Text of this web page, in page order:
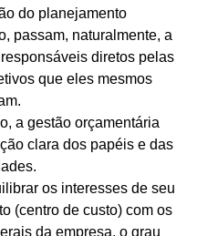
do planejamento
passam, naturalmente, a
diretos pelas
que eles mesmos
a gestão orçamentária
clara dos papéis e das
os interesses de seu
(centro de custo) com os
da empresa, o grau